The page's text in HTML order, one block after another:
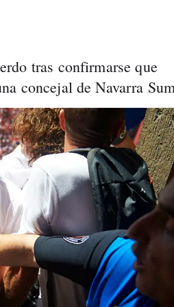
tras confirmarse que
concejal de Navarra